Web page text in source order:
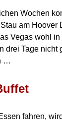
Wochen
am Hoover
Vegas wohl
drei Tage nicht
…
fahren,